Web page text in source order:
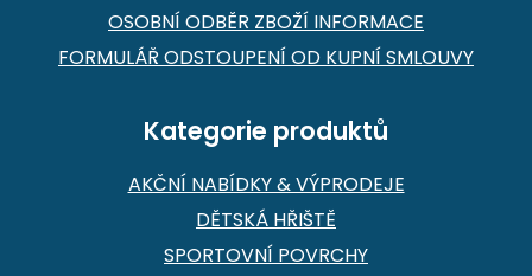
OSOBNÍ ODBĚR ZBOŽÍ INFORMACE
FORMULÁŘ ODSTOUPENÍ OD KUPNÍ SMLOUVY
Kategorie produktů
AKČNÍ NABÍDKY & VÝPRODEJE
DĚTSKÁ HŘIŠTĚ
SPORTOVNÍ POVRCHY